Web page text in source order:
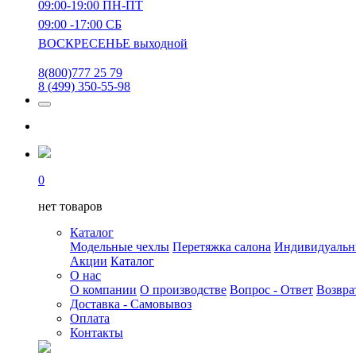
09:00-19:00 ПН-ПТ
09:00 -17:00 СБ
ВОСКРЕСЕНЬЕ выходной
8(800)777 25 79
8 (499) 350-55-98
0
нет товаров
Каталог
Модельные чехлы Перетяжка салона
Акции Каталог
О нас
О компании О производстве Вопрос - Ответ
Доставка - Самовывоз
Оплата
Контакты